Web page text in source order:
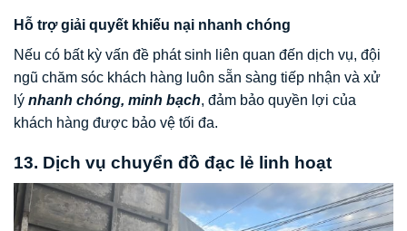
Hỗ trợ giải quyết khiếu nại nhanh chóng
Nếu có bất kỳ vấn đề phát sinh liên quan đến dịch vụ, đội
ngũ chăm sóc khách hàng luôn sẵn sàng tiếp nhận và xử
lý nhanh chóng, minh bạch, đảm bảo quyền lợi của
khách hàng được bảo vệ tối đa.
13. Dịch vụ chuyển đồ đạc lẻ linh hoạt